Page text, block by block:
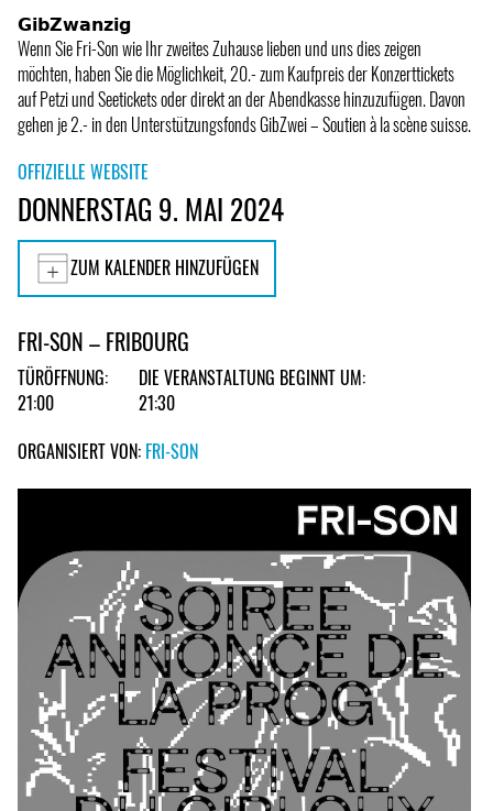
𝗚𝗶𝗯𝗭𝘄𝗮𝗻𝘇𝗶𝗴
Wenn Sie Fri-Son wie Ihr zweites Zuhause lieben und uns dies zeigen
möchten, haben Sie die Möglichkeit, 20.- zum Kaufpreis der Konzerttickets
auf Petzi und Seetickets oder direkt an der Abendkasse hinzuzufügen. Davon
gehen je 2.- in den Unterstützungsfonds GibZwei – Soutien à la scène suisse.
OFFIZIELLE WEBSITE
DONNERSTAG 9. MAI 2024
ZUM KALENDER HINZUFÜGEN
FRI-SON – FRIBOURG
TÜRÖFFNUNG:
21:00
DIE VERANSTALTUNG BEGINNT UM:
21:30
ORGANISIERT VON: FRI-SON